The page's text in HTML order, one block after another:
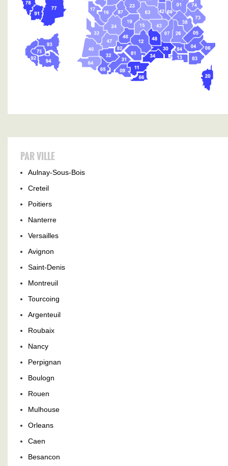
PAR VILLE
Aulnay-Sous-Bois
Creteil
Poitiers
Nanterre
Versailles
Avignon
Saint-Denis
Montreuil
Tourcoing
Argenteuil
Roubaix
Nancy
Perpignan
Boulogn
Rouen
Mulhouse
Orleans
Caen
Besancon